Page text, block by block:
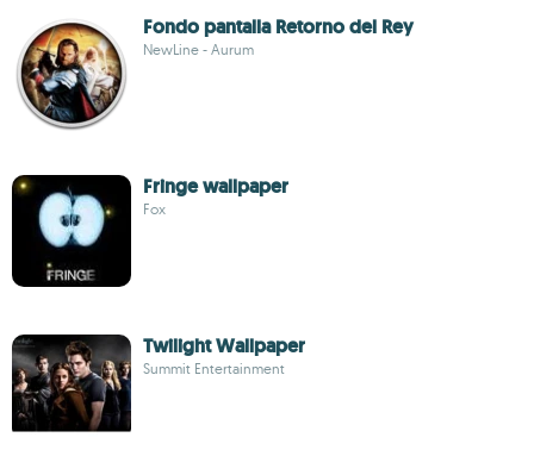
Fondo pantalla Retorno del Rey
NewLine - Aurum
Fringe wallpaper
Fox
Twilight Wallpaper
Summit Entertainment